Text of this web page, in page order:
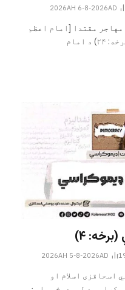
مقتدا [امام اعظم
ابوحنیفه رحمه الله‎] (برخه: ۲۴) د امام
۴)
اسحاقزی اسلام او